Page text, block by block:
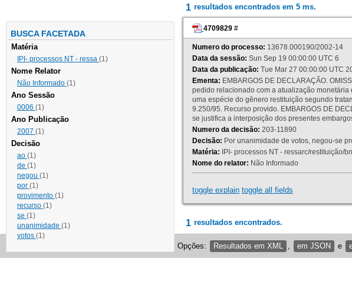
BUSCA FACETADA
Matéria
IPI- processos NT - ressa (1)
Nome Relator
Não Informado (1)
Ano Sessão
0006 (1)
Ano Publicação
2007 (1)
Decisão
ao (1)
de (1)
negou (1)
por (1)
provimento (1)
recurso (1)
se (1)
unanimidade (1)
votos (1)
1 resultados encontrados em 5 ms.
4709829 #
Numero do processo: 13678.000190/2002-14
Data da sessão: Sun Sep 19 00:00:00 UTC 6
Data da publicação: Tue Mar 27 00:00:00 UTC
Ementa: EMBARGOS DE DECLARAÇÃO.
pedido relacionado com a atualização monetária
uma espécie do gênero restituição segundo
9.250/95. Recurso provido. EMBARGOS DE
se justifica a interposição dos presentes
Numero da decisão: 203-11890
Decisão: Por unanimidade de votos, negou-se
Matéria: IPI- processos NT - ressarc/restituição/
Nome do relator: Não Informado
toggle explain toggle all fields
1 resultados encontrados.
Opções: Resultados em XML em JSON e